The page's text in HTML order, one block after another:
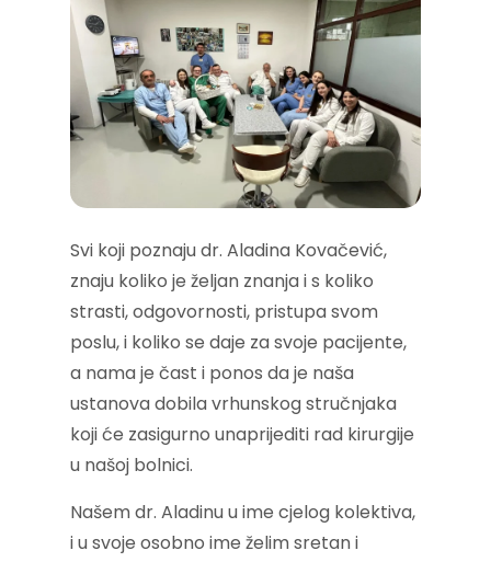
Svi koji poznaju dr. Aladina Kovačević,
znaju koliko je željan znanja i s koliko
strasti, odgovornosti, pristupa svom
poslu, i koliko se daje za svoje pacijente,
a nama je čast i ponos da je naša
ustanova dobila vrhunskog stručnjaka
koji će zasigurno unaprijediti rad kirurgije
u našoj bolnici.
Našem dr. Aladinu u ime cjelog kolektiva,
i u svoje osobno ime želim sretan i